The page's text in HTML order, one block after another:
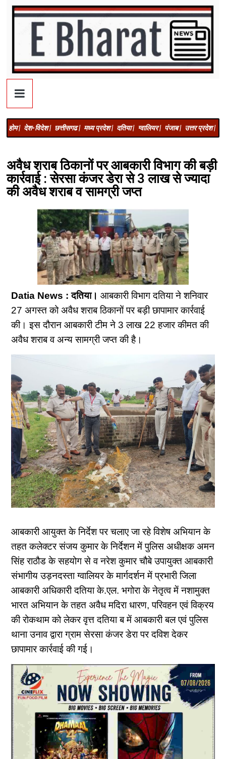
होम | देश-विदेश | छत्तीसगढ | मध्य प्रदेश | दतिया | ग्वालियर | पंजाब | उत्तर प्रदेश |
अवैध शराब ठिकानों पर आबकारी विभाग की बड़ी
कार्रवाई : सेरसा कंजर डेरा से 3 लाख से ज्यादा
की अवैध शराब व सामग्री जप्त
Datia News : दतिया। आबकारी विभाग दतिया ने शनिवार
27 अगस्त को अवैध शराब ठिकानों पर बड़ी छापामार कार्रवाई
की। इस दौरान आबकारी टीम ने 3 लाख 22 हजार कीमत की
अवैध शराब व अन्य सामग्री जप्त की है।
आबकारी आयुक्त के निर्देश पर चलाए जा रहे विशेष अभियान के
तहत कलेक्टर संजय कुमार के निर्देशन में पुलिस अधीक्षक अमन
सिंह राठौड के सहयोग से व नरेश कुमार चौबे उपायुक्त आबकारी
संभागीय उड़नदस्ता ग्वालियर के मार्गदर्शन में प्रभारी जिला
आबकारी अधिकारी दतिया के.एल. भगोरा के नेतृत्व में नशामुक्त
भारत अभियान के तहत अवैध मदिरा धारण, परिवहन एवं विक्रय
की रोकथाम को लेकर वृत्त दतिया ब में आबकारी बल एवं पुलिस
थाना उनाव द्वारा ग्राम सेरसा कंजर डेरा पर दविश देकर
छापामार कार्रवाई की गई।